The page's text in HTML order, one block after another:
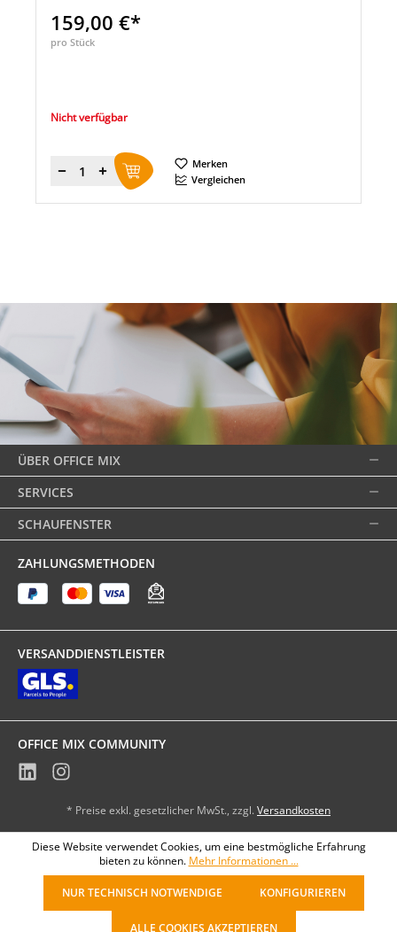
159,00 €*
pro Stück
Nicht verfügbar
Menge
Merken
Vergleichen
ÜBER OFFICE MIX
SERVICES
SCHAUFENSTER
ZAHLUNGSMETHODEN
VERSANDDIENSTLEISTER
OFFICE MIX COMMUNITY
* Preise exkl. gesetzlicher MwSt., zzgl. Versandkosten
Diese Website verwendet Cookies, um eine bestmögliche Erfahrung
bieten zu können. Mehr Informationen ...
NUR TECHNISCH NOTWENDIGE KONFIGURIEREN
ALLE COOKIES AKZEPTIEREN